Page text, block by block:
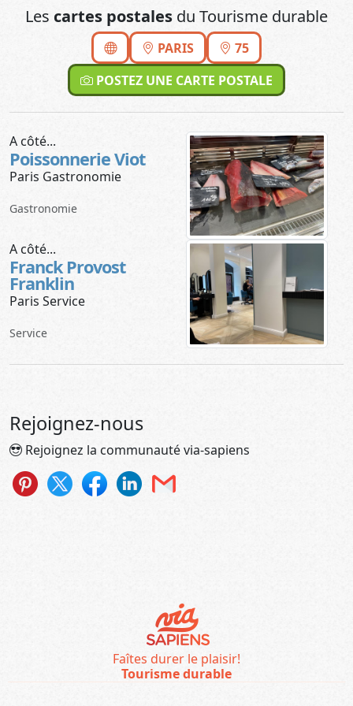
Les cartes postales du Tourisme durable
PARIS
75
POSTEZ UNE CARTE POSTALE
A côté...
Poissonnerie Viot
Paris Gastronomie
Gastronomie
A côté...
Franck Provost
Franklin
Paris Service
Service
Rejoignez-nous
Rejoignez la communauté via-sapiens
Faîtes durer le plaisir!
Tourisme durable